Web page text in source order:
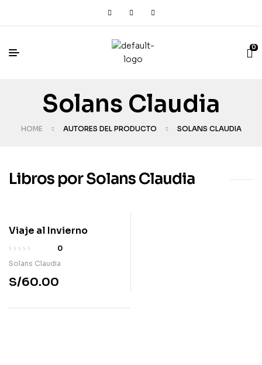
0
Solans Claudia
HOME AUTORES DEL PRODUCTO SOLANS CLAUDIA
Libros por Solans Claudia
Viaje al Invierno
0
Solans Claudia
S/60.00